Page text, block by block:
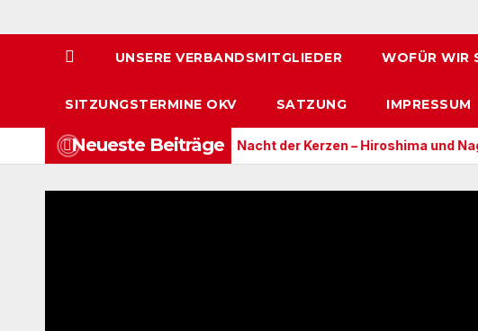
UNSERE VERBANDSMITGLIEDER WOFÜR WIR
SITZUNGSTERMINE OKV SATZUNG IMPRESSUM
Neueste Beiträge
einen Rechtsstaat ? Nacht der Kerzen – Hiroshima und Nagasaki